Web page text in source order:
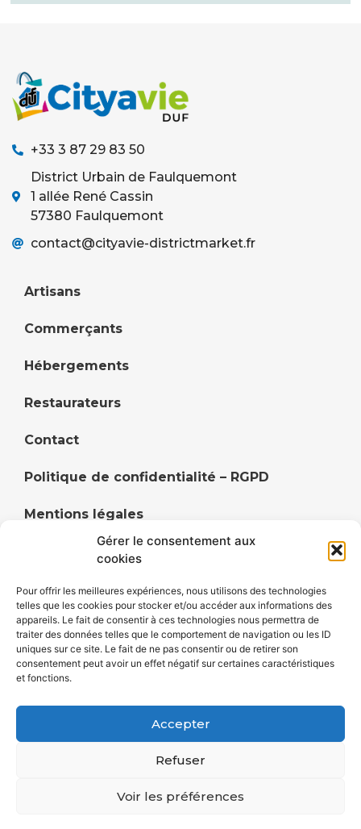
Gérer le consentement aux
cookies
Pour offrir les meilleures expériences, nous utilisons des technologies
telles que les cookies pour stocker et/ou accéder aux informations des
appareils. Le fait de consentir à ces technologies nous permettra de
traiter des données telles que le comportement de navigation ou les ID
uniques sur ce site. Le fait de ne pas consentir ou de retirer son
consentement peut avoir un effet négatif sur certaines caractéristiques
et fonctions.
Accepter
Refuser
Voir les préférences
+33 3 87 29 83 50
District Urbain de Faulquemont
1 allée René Cassin
57380 Faulquemont
contact@cityavie-districtmarket.fr
Artisans
Commerçants
Hébergements
Restaurateurs
Contact
Politique de confidentialité – RGPD
Mentions légales
Politique de cookies (UE)
Annuaire du territoire de Faulquemont et ses
alentours, Cityavie DUF centralise les commerçants,
artisans, restaurateurs, hébergements et